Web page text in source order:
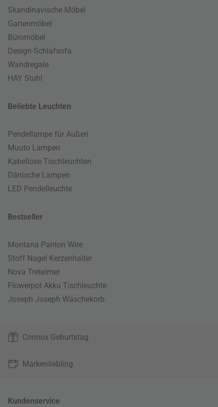
Skandinavische Möbel
Gartenmöbel
Büromöbel
Design-Schlafsofa
Wandregale
HAY Stuhl
Beliebte Leuchten
Pendellampe für Außen
Muuto Lampen
Kabellose Tischleuchten
Dänische Lampen
LED Pendelleuchte
Bestseller
Montana Panton Wire
Stoff Nagel Kerzenhalter
Nova Treteimer
Flowerpot Akku Tischleuchte
Joseph Joseph Wäschekorb
Connox Geburtstag
Markenliebling
Kundenservice